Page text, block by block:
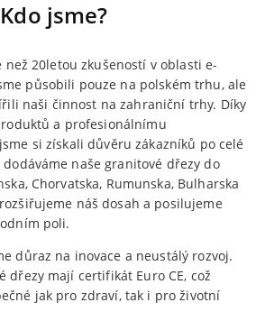
Kdo jsme?
než 20letou zkušeností v oblasti e-
působili pouze na polském trhu, ale
naši činnost na zahraniční trhy. Díky
a profesionálnímu
si získali důvěru zákazníků po celé
naše granitové dřezy do
Chorvatska, Rumunska, Bulharska
náš dosah a posilujeme
poli.
důraz na inovace a neustálý rozvoj.
dřezy mají certifikát Euro CE, což
jak pro zdraví, tak i pro životní